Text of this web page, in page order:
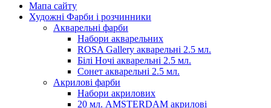
Мапа сайту
Художні Фарби і розчинники
Акварельні фарби
Набори акварельних
ROSA Gallery акварельні 2.5 мл.
Білі Ночі акварельні 2.5 мл.
Сонет акварельні 2.5 мл.
Акрилові фарби
Набори акрилових
20 мл. AMSTERDAM акрилові